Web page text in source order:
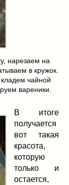
нарезаем на
в кружок.
чайной
вареники.
В итоге
получается
вот такая
красота,
которую
только и
остается,